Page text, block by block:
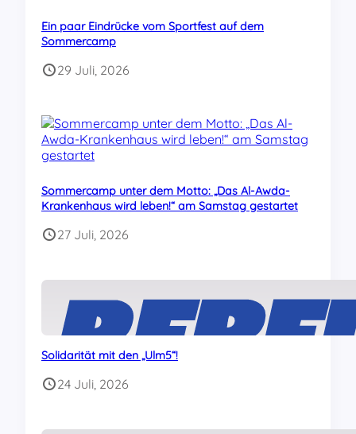
Ein paar Eindrücke vom Sportfest auf dem
Sommercamp
29 Juli, 2026
Sommercamp unter dem Motto: „Das Al-Awda-
Krankenhaus wird leben!“ am Samstag gestartet
27 Juli, 2026
Solidarität mit den „Ulm5“!
24 Juli, 2026